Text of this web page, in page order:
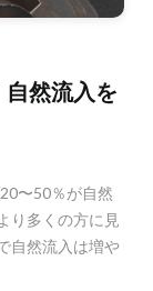
然流入を
〜50％が自然
り多くの方に見
自然流入は増や